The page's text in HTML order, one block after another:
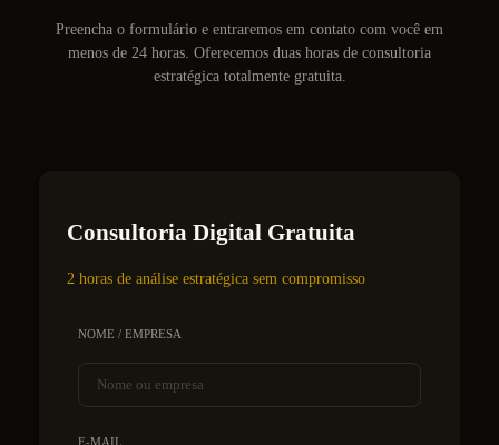
Preencha o formulário e entraremos em contato com você em
menos de 24 horas. Oferecemos duas horas de consultoria
estratégica totalmente gratuita.
Consultoria Digital Gratuita
2 horas de análise estratégica sem compromisso
NOME / EMPRESA
E-MAIL